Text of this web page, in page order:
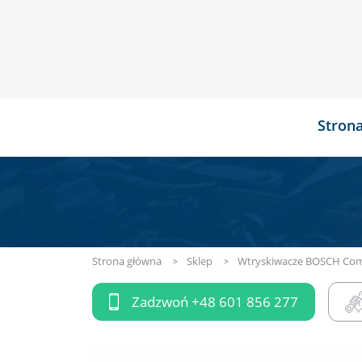
Strona główna Sklep Wtryskiwacze BOSCH
Zadzwoń +48 601 856 277